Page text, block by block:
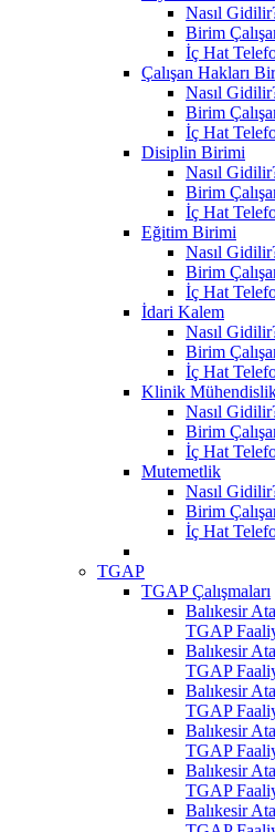
Nasıl
Birim
İç Hat
Çalışan Hakları
Nasıl
Birim
İç Hat
Disiplin Birimi
Nasıl
Birim
İç Hat
Eğitim Birimi
Nasıl
Birim
İç Hat
İdari Kalem
Nasıl
Birim
İç Hat
Klinik
Nasıl
Birim
İç Hat
Mutemetlik
Nasıl
Birim
İç Hat
TGAP
TGAP Çalışmaları
Balıkesir
TGAP
Balıkesir
TGAP
Balıkesir
TGAP
Balıkesir
TGAP
Balıkesir
TGAP
Balıkesir